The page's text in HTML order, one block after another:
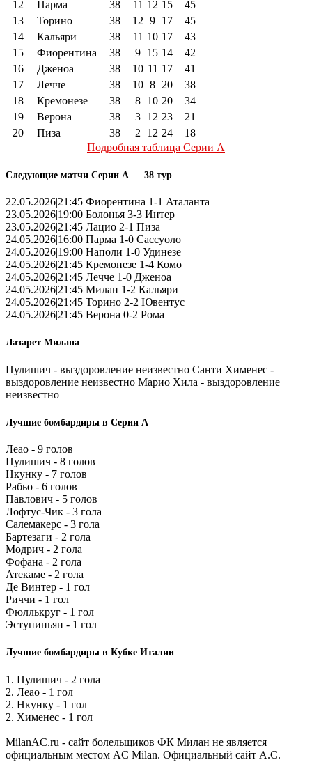
12
Парма 38 11 12 15
45
13
Торино 38 12 9 17
45
14
Кальяри 38 11 10 17
43
15
Фиорентина 38 9 15 14
42
16
Дженоа 38 10 11 17
41
17
Лечче 38 10 8 20
38
18
Кремонезе 38 8 10 20
34
19
Верона 38 3 12 23
21
20
Пиза 38 2 12 24
18
Подробная таблица Серии А
Следующие матчи Серии А — 38 тур
22.05.2026|21:45 Фиорентина 1-1 Аталанта
23.05.2026|19:00 Болонья 3-3 Интер
23.05.2026|21:45 Лацио 2-1 Пиза
24.05.2026|16:00 Парма 1-0 Сассуоло
24.05.2026|19:00 Наполи 1-0 Удинезе
24.05.2026|21:45 Кремонезе 1-4 Комо
24.05.2026|21:45 Лечче 1-0 Дженоа
24.05.2026|21:45 Милан 1-2 Кальяри
24.05.2026|21:45 Торино 2-2 Ювентус
24.05.2026|21:45 Верона 0-2 Рома
Лазарет Милана
Пулишич - выздоровление неизвестно Санти Хименес -
выздоровление неизвестно Марио Хила - выздоровление
неизвестно
Лучшие бомбардиры в Серии А
Леао - 9 голов
Пулишич - 8 голов
Нкунку - 7 голов
Рабьо - 6 голов
Павлович - 5 голов
Лофтус-Чик - 3 гола
Салемакерс - 3 гола
Бартезаги - 2 гола
Модрич - 2 гола
Фофана - 2 гола
Атекаме - 2 гола
Де Винтер - 1 гол
Риччи - 1 гол
Фюллькруг - 1 гол
Эступиньян - 1 гол
Лучшие бомбардиры в Кубке Италии
1. Пулишич - 2 гола
2. Леао - 1 гол
2. Нкунку - 1 гол
2. Хименес - 1 гол
MilanAC.ru - сайт болельщиков ФК Милан не является
официальным местом AC Milan. Официальный сайт A.C.